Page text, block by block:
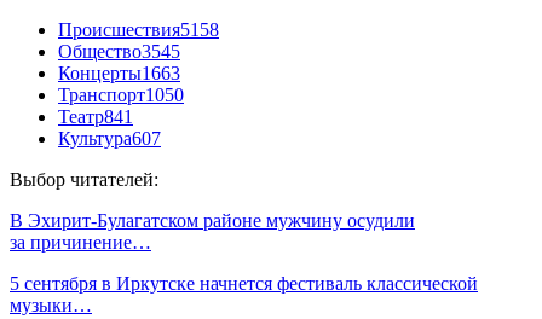
Происшествия5158
Общество3545
Концерты1663
Транспорт1050
Театр841
Культура607
Выбор читателей:
В Эхирит-Булагатском районе мужчину осудили
за причинение…
5 сентября в Иркутске начнется фестиваль классической
музыки…